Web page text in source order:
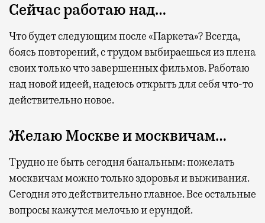
Сейчас работаю над…
Что будет следующим после «Паркета»? Всегда,
боясь повторений, с трудом выбираешься из плена
своих только что завершенных фильмов. Работаю
над новой идеей, надеюсь открыть для себя что-то
действительно новое.
Желаю Москве и москвичам…
Трудно не быть сегодня банальным: пожелать
москвичам можно только здоровья и выживания.
Сегодня это действительно главное. Все остальные
вопросы кажутся мелочью и ерундой.